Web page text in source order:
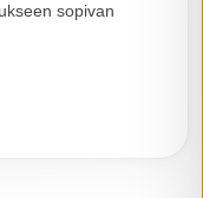
sopivan